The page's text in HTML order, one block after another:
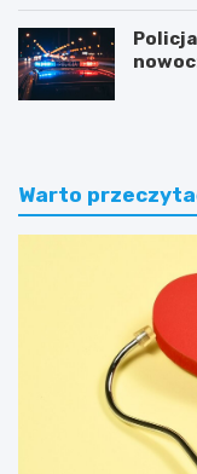
Warto